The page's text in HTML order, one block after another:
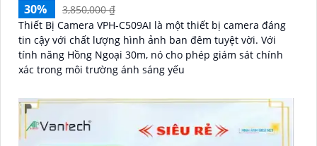
30%
3,850,000 ₫
Thiết Bị Camera VPH-C509AI là một thiết bị camera đáng
tin cậy với chất lượng hình ảnh ban đêm tuyệt vời. Với
tính năng Hồng Ngoại 30m, nó cho phép giám sát chính
xác trong môi trường ánh sáng yếu